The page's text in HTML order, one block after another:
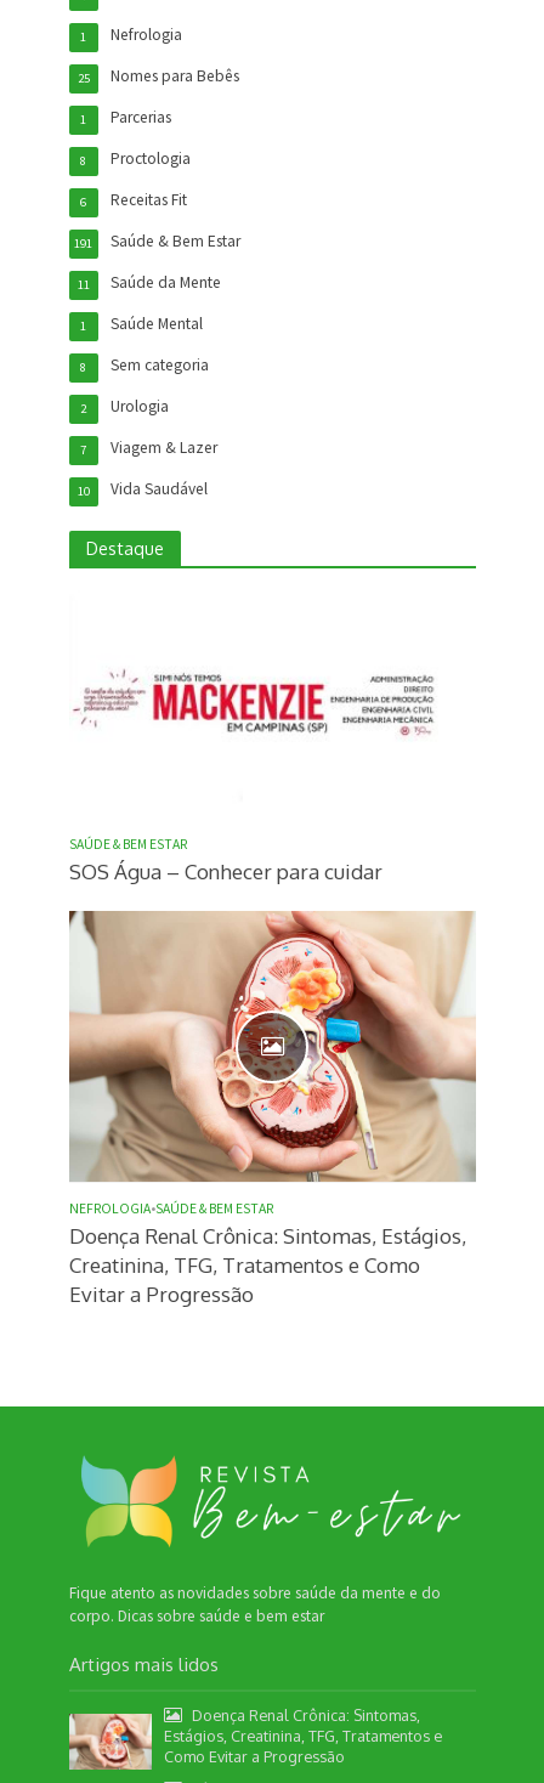
Nefrologia
1
Nomes para Bebês
25
Parcerias
1
Proctologia
8
Receitas Fit
6
Saúde & Bem Estar
191
Saúde da Mente
11
Saúde Mental
1
Sem categoria
8
Urologia
2
Viagem & Lazer
7
Vida Saudável
10
Destaque
SAÚDE & BEM ESTAR
SOS Água – Conhecer para cuidar
NEFROLOGIA•SAÚDE & BEM ESTAR
Doença Renal Crônica: Sintomas, Estágios,
Creatinina, TFG, Tratamentos e Como
Evitar a Progressão
Fique atento as novidades sobre saúde da mente e do
corpo. Dicas sobre saúde e bem estar
Artigos mais lidos
Doença Renal Crônica: Sintomas,
Estágios, Creatinina, TFG, Tratamentos e
Como Evitar a Progressão